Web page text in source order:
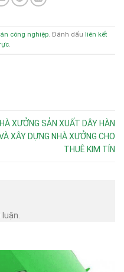
án công nghiệp. Đánh dấu
liên kết
.
XƯỞNG SẢN XUẤT DÂY HÀN
XÂY DỰNG NHÀ XƯỞNG CHO
THUÊ KIM TÍN